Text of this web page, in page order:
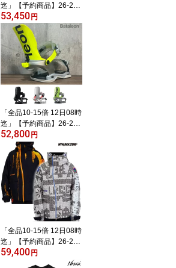
迄」【予約商品】26-27
NORTHWAVE ブーツ JO
KER: 正規品/ノースウェ
イブ/メンズ/レディース/
スノーボード/靴
53,450 円
「全品10-15倍 12日08時
迄」【予約商品】26-27
BATALEON バインディ
ング BLASTER AW FAS
E: 正規品/メンズ/バタレ
オン/バタリオン/金具/ス
ノボ
52,800 円
「全品10-15倍 12日08時
迄」【予約商品】26-27
MOUNTAIN ROCK STAR
ジャケット HMK3 JACK
59,400 円